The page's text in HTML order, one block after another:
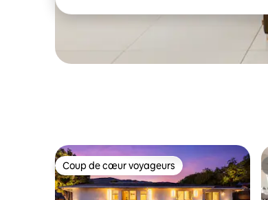
Coup de cœur voyageurs
Coup de cœur voyageurs